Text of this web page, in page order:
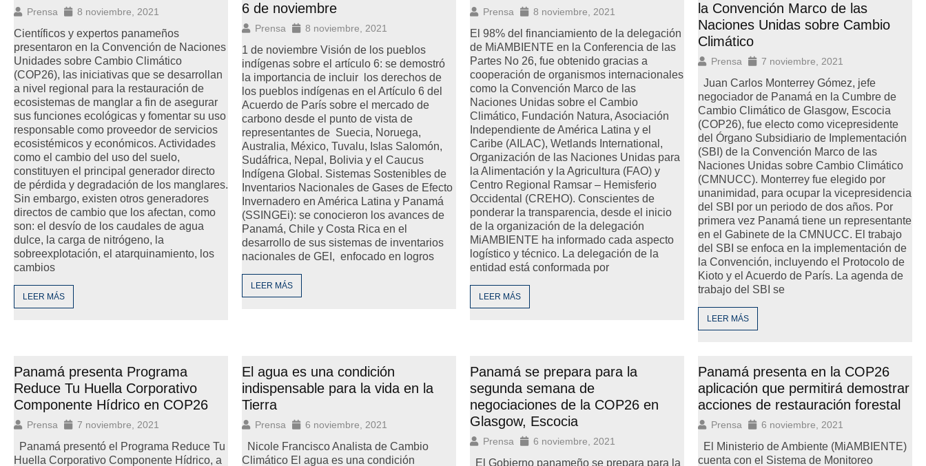
Prensa 8 noviembre, 2021
Científicos y expertos panameños
presentaron en la Convención de Naciones
Unidades sobre Cambio Climático
(COP26), las iniciativas que se desarrollan
a nivel regional para la restauración de
ecosistemas de manglar a fin de asegurar
sus funciones ecológicas y fomentar su uso
responsable como proveedor de servicios
ecosistémicos y económicos. Actividades
como el cambio del uso del suelo,
constituyen el principal generador directo
de pérdida y degradación de los manglares.
Sin embargo, existen otros generadores
directos de cambio que los afectan, como
son: el desvío de los caudales de agua
dulce, la carga de nitrógeno, la
sobreexplotación, el atarquinamiento, los
cambios
LEER MÁS
6 de noviembre
Prensa 8 noviembre, 2021
1 de noviembre Visión de los pueblos
indígenas sobre el artículo 6: se demostró
la importancia de incluir los derechos de
los pueblos indígenas en el Artículo 6 del
Acuerdo de París sobre el mercado de
carbono desde el punto de vista de
representantes de Suecia, Noruega,
Australia, México, Tuvalu, Islas Salomón,
Sudáfrica, Nepal, Bolivia y el Caucus
Indígena Global. Sistemas Sostenibles de
Inventarios Nacionales de Gases de Efecto
Invernadero en América Latina y Panamá
(SSINGEi): se conocieron los avances de
Panamá, Chile y Costa Rica en el
desarrollo de sus sistemas de inventarios
nacionales de GEI, enfocado en logros
LEER MÁS
Prensa 8 noviembre, 2021
El 98% del financiamiento de la delegación
de MiAMBIENTE en la Conferencia de las
Partes No 26, fue obtenido gracias a
cooperación de organismos internacionales
como la Convención Marco de las
Naciones Unidas sobre el Cambio
Climático, Fundación Natura, Asociación
Independiente de América Latina y el
Caribe (AILAC), Wetlands International,
Organización de las Naciones Unidas para
la Alimentación y la Agricultura (FAO) y
Centro Regional Ramsar – Hemisferio
Occidental (CREHO). Conscientes de
ponderar la transparencia, desde el inicio
de la organización de la delegación
MiAMBIENTE ha informado cada aspecto
logístico y técnico. La delegación de la
entidad está conformada por
LEER MÁS
la Convención Marco de las
Naciones Unidas sobre Cambio
Climático
Prensa 7 noviembre, 2021
Juan Carlos Monterrey Gómez, jefe
negociador de Panamá en la Cumbre de
Cambio Climático de Glasgow, Escocia
(COP26), fue electo como vicepresidente
del Órgano Subsidiario de Implementación
(SBI) de la Convención Marco de las
Naciones Unidas sobre Cambio Climático
(CMNUCC). Monterrey fue elegido por
unanimidad, para ocupar la vicepresidencia
del SBI por un periodo de dos años. Por
primera vez Panamá tiene un representante
en el Gabinete de la CMNUCC. El trabajo
del SBI se enfoca en la implementación de
la Convención, incluyendo el Protocolo de
Kioto y el Acuerdo de París. La agenda de
trabajo del SBI se
LEER MÁS
Panamá presenta Programa
Reduce Tu Huella Corporativo
Componente Hídrico en COP26
Prensa 7 noviembre, 2021
Panamá presentó el Programa Reduce Tu
Huella Corporativo Componente Hídrico, a
El agua es una condición
indispensable para la vida en la
Tierra
Prensa 6 noviembre, 2021
Nicole Francisco Analista de Cambio
Climático El agua es una condición
Panamá se prepara para la
segunda semana de
negociaciones de la COP26 en
Glasgow, Escocia
Prensa 6 noviembre, 2021
El Gobierno panameño se prepara para la
Panamá presenta en la COP26
aplicación que permitirá demostrar
acciones de restauración forestal
Prensa 6 noviembre, 2021
El Ministerio de Ambiente (MiAMBIENTE)
cuenta con el Sistema de Monitoreo